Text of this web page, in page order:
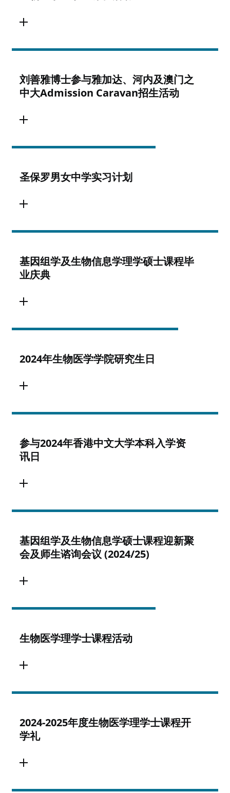
刘善雅博士参与雅加达、河内及澳门之
中大Admission Caravan招生活动
圣保罗男女中学实习计划
基因组学及生物信息学理学硕士课程毕
业庆典
2024年生物医学学院研究生日
参与2024年香港中文大学本科入学资
讯日
基因组学及生物信息学硕士课程迎新聚
会及师生谘询会议 (2024/25)
生物医学理学士课程活动
2024-2025年度生物医学理学士课程开
学礼